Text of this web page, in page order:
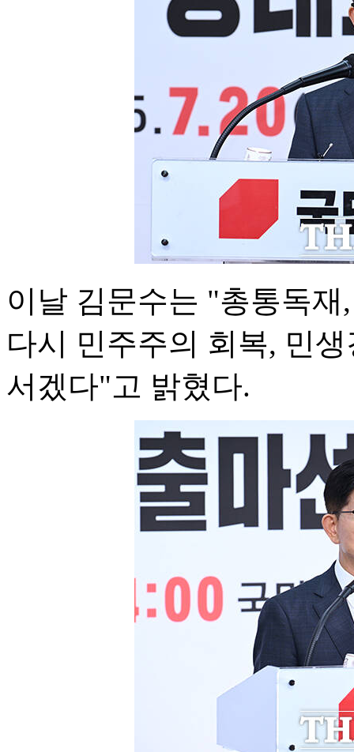
이날 김문수는 "총통독
다시 민주주의 회복, 민
서겠다"고 밝혔다.